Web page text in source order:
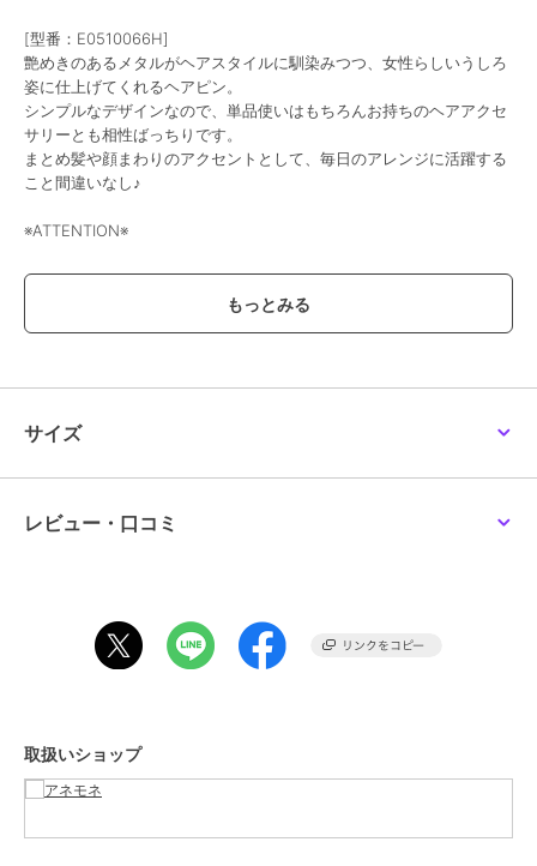
[型番：E0510066H]
艶めきのあるメタルがヘアスタイルに馴染みつつ、女性らしいうしろ
姿に仕上げてくれるヘアピン。
シンプルなデザインなので、単品使いはもちろんお持ちのヘアアクセ
サリーとも相性ばっちりです。
まとめ髪や顔まわりのアクセントとして、毎日のアレンジに活躍する
こと間違いなし♪
※ATTENTION※
■製造・輸送時についた微細なキズ、塗装剥げが見られる場合がござ
2026/4/1より、原材料の高騰のため価格改定をさせて頂きます。
商品タグに記載している価格につきまして、旧価格のものが混在して
商品カテゴリ
アクセサリー・ヘアアクセサリー
／
バレッタ・ヘアクリップ
カラー
サイズ
レビュー・口コミ
取扱いショップ